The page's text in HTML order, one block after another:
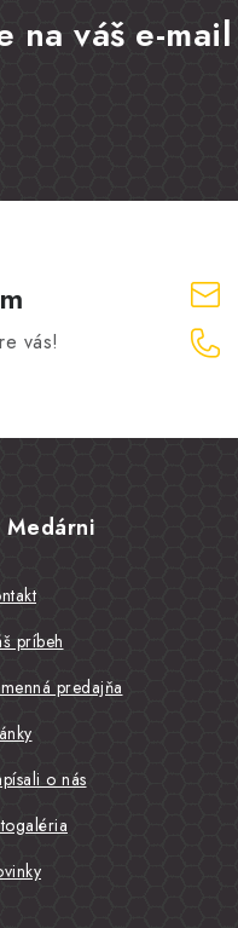
na váš e-mail
vás!
Medárni
príbeh
predajňa
o nás